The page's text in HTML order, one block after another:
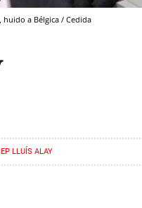
a Bélgica / Cedida
LLUÍS ALAY